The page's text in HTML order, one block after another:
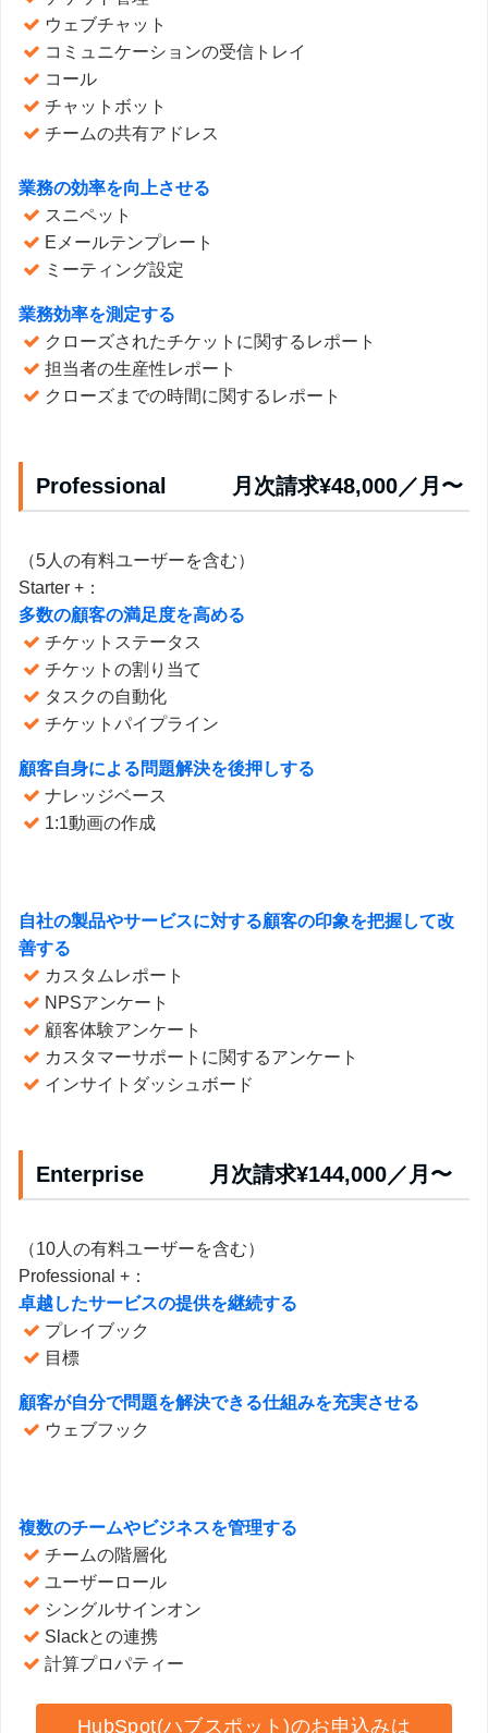
ウェブチャット
コミュニケーションの受信トレイ
コール
チャットボット
チームの共有アドレス
業務の効率を向上させる
スニペット
Eメールテンプレート
ミーティング設定
業務効率を測定する
クローズされたチケットに関するレポート
担当者の生産性レポート
クローズまでの時間に関するレポート
Professional 月次請求¥48,000／月〜
（5人の有料ユーザーを含む）
Starter +：
多数の顧客の満足度を高める
チケットステータス
チケットの割り当て
タスクの自動化
チケットパイプライン
顧客自身による問題解決を後押しする
ナレッジベース
1:1動画の作成
自社の製品やサービスに対する顧客の印象を把握して改
善する
カスタムレポート
NPSアンケート
顧客体験アンケート
カスタマーサポートに関するアンケート
インサイトダッシュボード
Enterprise 月次請求¥144,000／月〜
（10人の有料ユーザーを含む）
Professional +：
卓越したサービスの提供を継続する
プレイブック
目標
顧客が自分で問題を解決できる仕組みを充実させる
ウェブフック
複数のチームやビジネスを管理する
チームの階層化
ユーザーロール
シングルサインオン
Slackとの連携
計算プロパティー
HubSpot(ハブスポット)のお申込みは